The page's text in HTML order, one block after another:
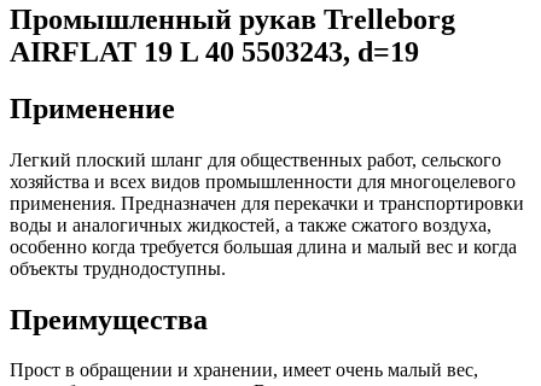
Промышленный рукав Trelleborg
AIRFLAT 19 L 40 5503243, d=19
Применение
Легкий плоский шланг для общественных работ, сельского
хозяйства и всех видов промышленности для многоцелевого
применения. Предназначен для перекачки и транспортировки
воды и аналогичных жидкостей, а также сжатого воздуха,
особенно когда требуется большая длина и малый вес и когда
объекты труднодоступны.
Преимущества
Прост в обращении и хранении, имеет очень малый вес,